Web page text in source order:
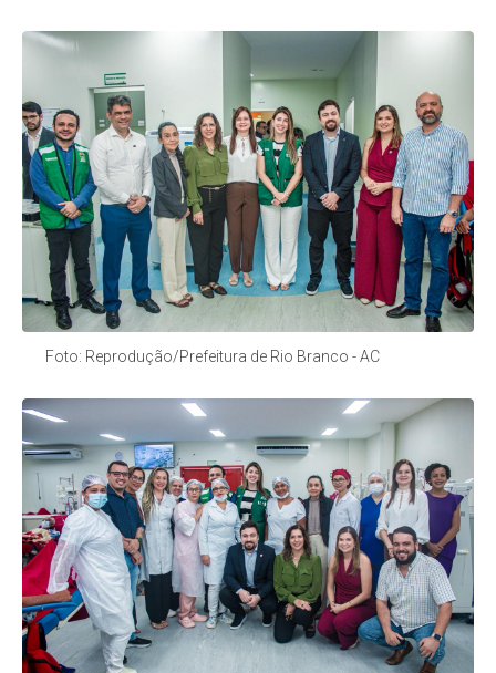
Foto: Reprodução/Prefeitura de Rio Branco - AC